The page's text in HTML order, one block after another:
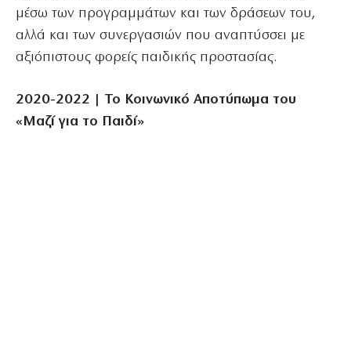
μέσω των προγραμμάτων και των δράσεων του,
αλλά και των συνεργασιών που αναπτύσσει με
αξιόπιστους φορείς παιδικής προστασίας.
2020-2022 | Το Κοινωνικό Αποτύπωμα του
«Μαζί για το Παιδί»